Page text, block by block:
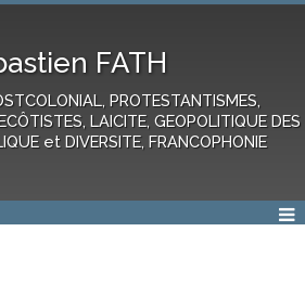
FATH
PROTESTANTISMES,
LAICITE, GEOPOLITIQUE DES
et DIVERSITE, FRANCOPHONIE